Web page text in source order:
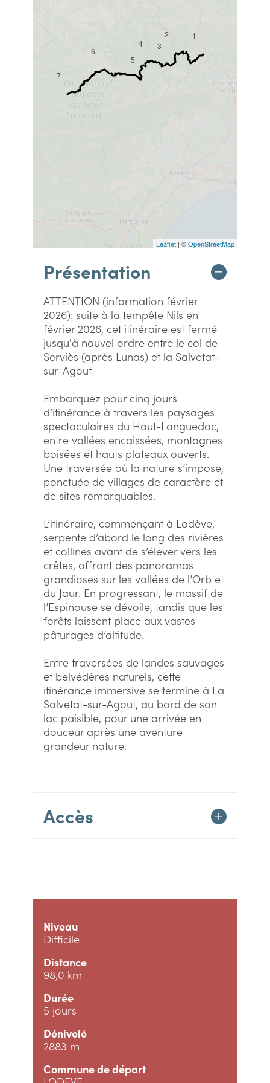
1
2
3
4
5
6
7
Leaflet | ©OpenStreetMap
Présentation
ATTENTION (information février
2026): suite à la tempête Nils en
février 2026, cet itinéraire est fermé
jusqu'à nouvel ordre entre le col de
Serviès (après Lunas) et la Salvetat-
sur-Agout
Embarquez pour cinq jours
d’itinérance à travers les paysages
spectaculaires du Haut-Languedoc,
entre vallées encaissées, montagnes
boisées et hauts plateaux ouverts.
Une traversée où la nature s’impose,
ponctuée de villages de caractère et
de sites remarquables.
L’itinéraire, commençant à Lodève,
serpente d’abord le long des rivières
et collines avant de s’élever vers les
crêtes, offrant des panoramas
grandioses sur les vallées de l’Orb et
du Jaur. En progressant, le massif de
l’Espinouse se dévoile, tandis que les
forêts laissent place aux vastes
pâturages d’altitude.
Entre traversées de landes sauvages
et belvédères naturels, cette
itinérance immersive se termine à La
Salvetat-sur-Agout, au bord de son
lac paisible, pour une arrivée en
douceur après une aventure
grandeur nature.
Accès
Niveau
Difficile
Distance
98,0 km
Durée
5 jours
Dénivelé
2883 m
Commune de départ